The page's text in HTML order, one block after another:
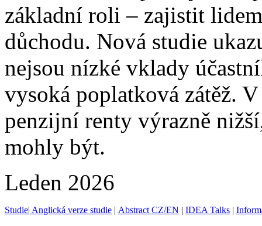
základní roli – zajistit
důchodu. Nová studie
nejsou nízké vklady
vysoká poplatková zátěž.
penzijní renty výrazně
mohly být.
Leden 2026
Studie| Anglická verze studie | Abstract CZ/EN | IDEA Talks |